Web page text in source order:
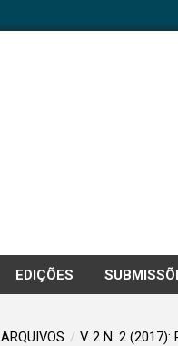
EDIÇÕES
ARQUIVOS / V. 2 N. 2 (2017):